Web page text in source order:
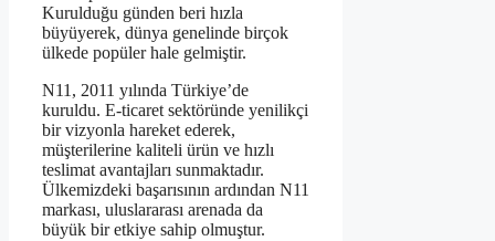
Kurulduğu günden beri hızla
büyüyerek, dünya genelinde birçok
ülkede popüler hale gelmiştir.
N11, 2011 yılında Türkiye’de
kuruldu. E-ticaret sektöründe yenilikçi
bir vizyonla hareket ederek,
müşterilerine kaliteli ürün ve hızlı
teslimat avantajları sunmaktadır.
Ülkemizdeki başarısının ardından N11
markası, uluslararası arenada da
büyük bir etkiye sahip olmuştur.